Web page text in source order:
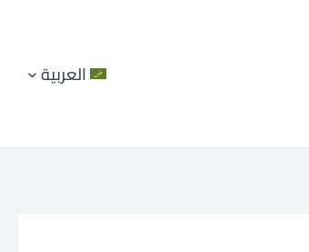
العربية